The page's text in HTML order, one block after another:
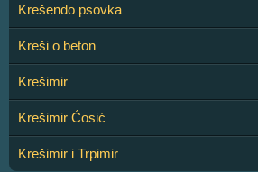
Krešendo psovka
Kreši o beton
Krešimir
Krešimir Ćosić
Krešimir i Trpimir